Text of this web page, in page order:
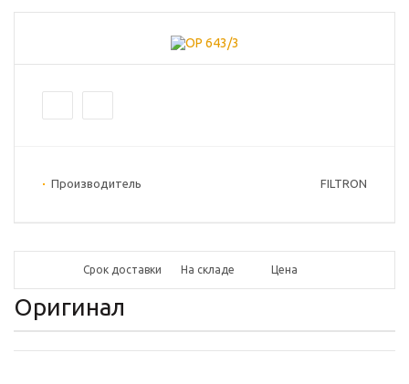
Производитель FILTRON
Срок доставки На складе Цена
Оригинал